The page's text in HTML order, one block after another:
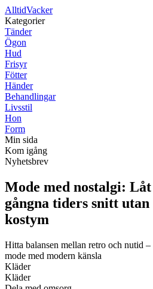
AlltidVacker
Kategorier
Tänder
Ögon
Hud
Frisyr
Fötter
Händer
Behandlingar
Livsstil
Hon
Form
Min sida
Kom igång
Nyhetsbrev
Mode med nostalgi:
gångna tiders snitt utan
kostym
Hitta balansen mellan retro och nutid
mode med modern känsla
Kläder
Kläder